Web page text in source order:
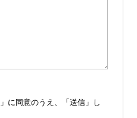
」に同意のうえ、「送信」し